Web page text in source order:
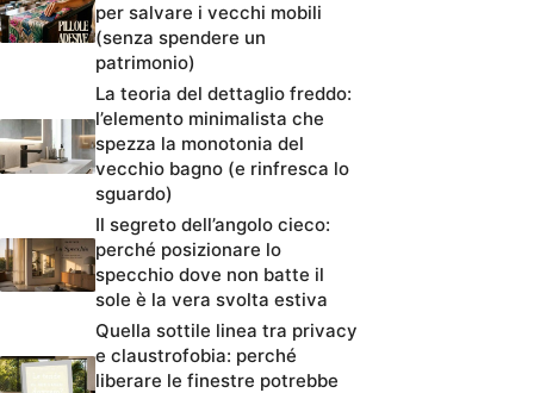
per salvare i vecchi mobili
(senza spendere un
patrimonio)
La teoria del dettaglio freddo:
l’elemento minimalista che
spezza la monotonia del
vecchio bagno (e rinfresca lo
sguardo)
Il segreto dell’angolo cieco:
perché posizionare lo
specchio dove non batte il
sole è la vera svolta estiva
Quella sottile linea tra privacy
e claustrofobia: perché
liberare le finestre potrebbe